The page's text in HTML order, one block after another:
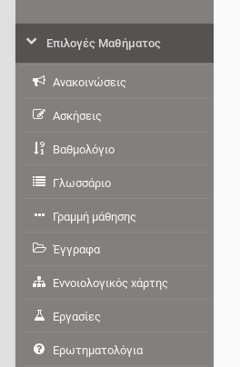
Επιλογές Μαθήματος
Ανακοινώσεις
Ασκήσεις
Βαθμολόγιο
Γλωσσάριο
Γραμμή μάθησης
Έγγραφα
Εννοιολογικός χάρτης
Εργασίες
Ερωτηματολόγια